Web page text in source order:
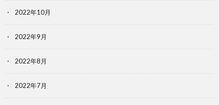
2022年10月
2022年9月
2022年8月
2022年7月